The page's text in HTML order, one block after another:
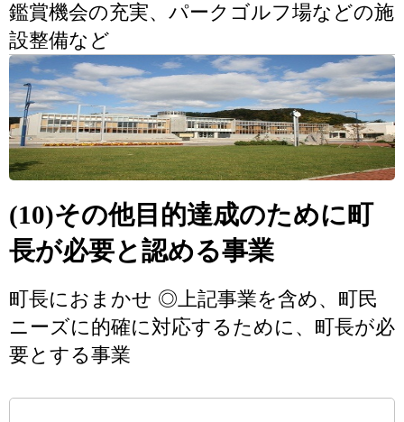
鑑賞機会の充実、パークゴルフ場などの施
設整備など
(10)その他目的達成のために町
長が必要と認める事業
町長におまかせ ◎上記事業を含め、町民
ニーズに的確に対応するために、町長が必
要とする事業